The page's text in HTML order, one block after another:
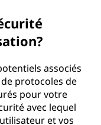
associés
protocoles de
pour votre
avec lequel
et vos